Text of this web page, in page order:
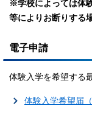
※学校によっては体
等によりお断りする
電子申請
体験入学を希望する
体験入学希望届